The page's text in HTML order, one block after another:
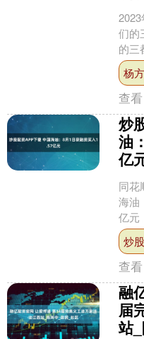
们的
的三
色运
案，
杨
查看
炒
油
亿
同花
海油
亿元
融资
炒
查
融
届
站